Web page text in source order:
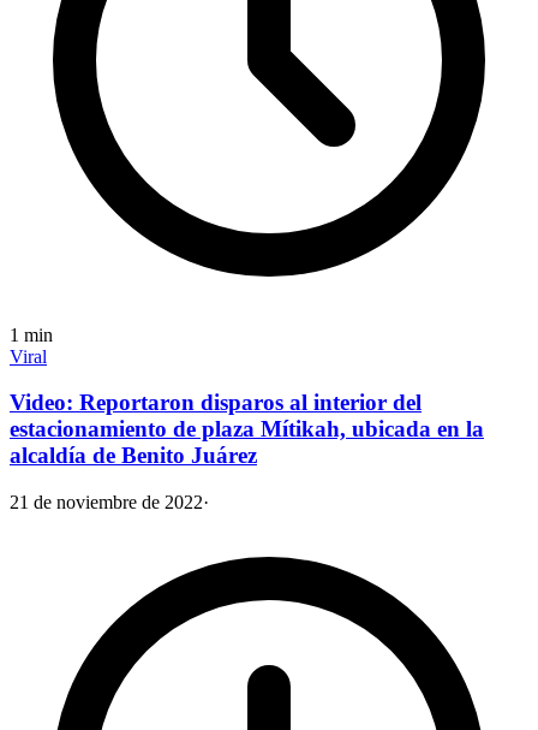
1 min
Viral
Video: Reportaron disparos al interior del
estacionamiento de plaza Mítikah, ubicada en la
alcaldía de Benito Juárez
21 de noviembre de 2022·